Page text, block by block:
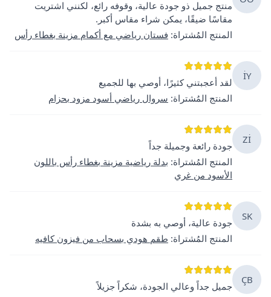
منتج جميل ذو جودة عالية، وقوفه رائع، لكنني اشتريت
مقاسًا ضيقًا، يمكن شراء مقاس أكبر.
المنتج المُشتراة: فستان رياضي مع أكمام مزينة بغطاء رأس
İY
لقد أعجبتني كثيرًا، أوصي بها للجميع
المنتج المُشتراة: سروال رياضي أسود مزود بحزام
Zİ
جودة رائعة وجميلة جداً
المنتج المُشتراة: بدلة رياضية مزينة بغطاء رأس باللون
الأسود من غري
SK
جودة عالية، أوصي به بشدة
المنتج المُشتراة: طقم هودي بسحاب من فيزون كافيه
ÇB
جميل جداً وعالي الجودة، شكراً جزيلاً